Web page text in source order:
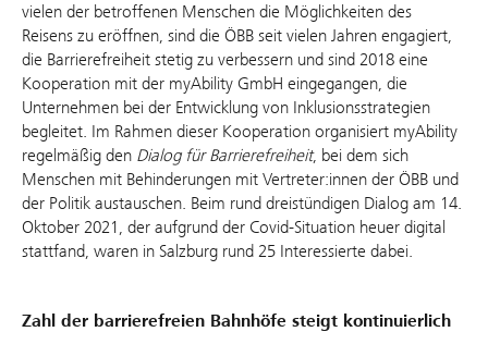
vielen der betroffenen Menschen die Möglichkeiten des
Reisens zu eröffnen, sind die ÖBB seit vielen Jahren engagiert,
die Barrierefreiheit stetig zu verbessern und sind 2018 eine
Kooperation mit der myAbility GmbH eingegangen, die
Unternehmen bei der Entwicklung von Inklusionsstrategien
begleitet. Im Rahmen dieser Kooperation organisiert myAbility
regelmäßig den Dialog für Barrierefreiheit, bei dem sich
Menschen mit Behinderungen mit Vertreter:innen der ÖBB und
der Politik austauschen. Beim rund dreistündigen Dialog am 14.
Oktober 2021, der aufgrund der Covid-Situation heuer digital
stattfand, waren in Salzburg rund 25 Interessierte dabei.
Zahl der barrierefreien Bahnhöfe steigt kontinuierlich